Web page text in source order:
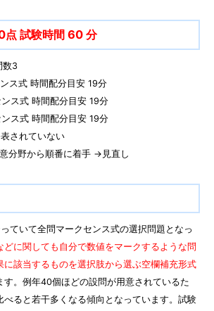
試験時間 60 分
数3
ス式 時間配分目安 19分
ス式 時間配分目安 19分
ス式 時間配分目安 19分
されていない
分野から順番に着手 →見直し
ていて全問マークセンス式の選択問題となっ
どに関しても自分で数値をマークするような問
に該当するものを選択肢から選ぶ空欄補充形式
す。例年40個ほどの設問が用意されているた
べると若干多くなる傾向となっています。試験